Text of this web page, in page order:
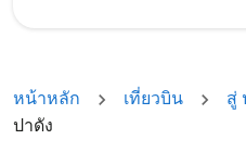
หน้าหลัก เที่ยวบิน สู่
ปาดัง